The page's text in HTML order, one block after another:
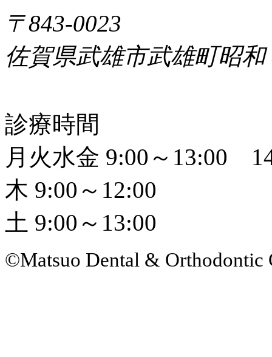
〒843-0023
佐賀県武雄市武雄町昭
診療時間
月火水金 9:00～13:00
木 9:00～12:00
土 9:00～13:00
©Matsuo Dental & Orthodontic